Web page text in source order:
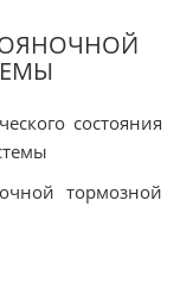
состояния
тормозной